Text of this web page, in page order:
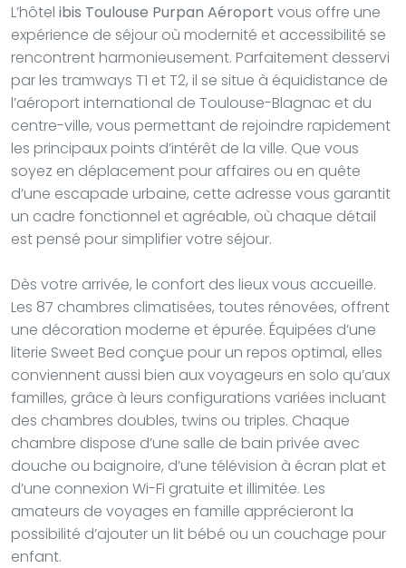
L’hôtel ibis Toulouse Purpan Aéroport vous offre une
expérience de séjour où modernité et accessibilité se
rencontrent harmonieusement. Parfaitement desservi
par les tramways T1 et T2, il se situe à équidistance de
l’aéroport international de Toulouse-Blagnac et du
centre-ville, vous permettant de rejoindre rapidement
les principaux points d’intérêt de la ville. Que vous
soyez en déplacement pour affaires ou en quête
d’une escapade urbaine, cette adresse vous garantit
un cadre fonctionnel et agréable, où chaque détail
est pensé pour simplifier votre séjour.
Dès votre arrivée, le confort des lieux vous accueille.
Les 87 chambres climatisées, toutes rénovées, offrent
une décoration moderne et épurée. Équipées d’une
literie Sweet Bed conçue pour un repos optimal, elles
conviennent aussi bien aux voyageurs en solo qu’aux
familles, grâce à leurs configurations variées incluant
des chambres doubles, twins ou triples. Chaque
chambre dispose d’une salle de bain privée avec
douche ou baignoire, d’une télévision à écran plat et
d’une connexion Wi-Fi gratuite et illimitée. Les
amateurs de voyages en famille apprécieront la
possibilité d’ajouter un lit bébé ou un couchage pour
enfant.